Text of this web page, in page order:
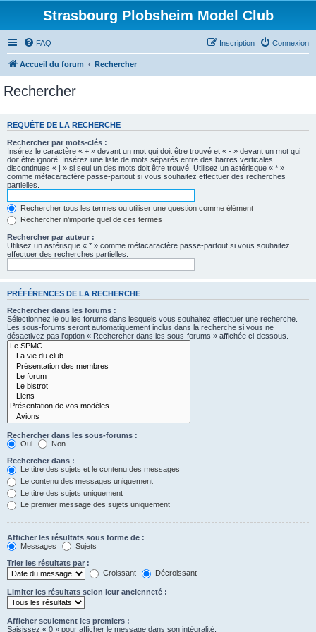
Strasbourg Plobsheim Model Club
FAQ Connexion
Inscription
Accueil du forum Rechercher
Rechercher
REQUÊTE DE LA RECHERCHE
Rechercher par mots-clés :
Insérez le caractère « + » devant un mot qui doit être trouvé et « - » devant un mot qui
doit être ignoré. Insérez une liste de mots séparés entre des barres verticales
discontinues « | » si seul un des mots doit être trouvé. Utilisez un astérisque « * »
comme métacaractère passe-partout si vous souhaitez effectuer des recherches
partielles.
Rechercher tous les termes ou utiliser une question comme élément
Rechercher n’importe quel de ces termes
Rechercher par auteur :
Utilisez un astérisque « * » comme métacaractère passe-partout si vous souhaitez
effectuer des recherches partielles.
PRÉFÉRENCES DE LA RECHERCHE
Rechercher dans les forums :
Sélectionnez le ou les forums dans lesquels vous souhaitez effectuer une recherche.
Les sous-forums seront automatiquement inclus dans la recherche si vous ne
désactivez pas l’option « Rechercher dans les sous-forums » affichée ci-dessous.
Rechercher dans les sous-forums :
Oui
Non
Rechercher dans :
Le titre des sujets et le contenu des messages
Le contenu des messages uniquement
Le titre des sujets uniquement
Le premier message des sujets uniquement
Afficher les résultats sous forme de :
Messages
Sujets
Trier les résultats par :
Croissant
Décroissant
Limiter les résultats selon leur ancienneté :
Afficher seulement les premiers :
Saisissez « 0 » pour afficher le message dans son intégralité.